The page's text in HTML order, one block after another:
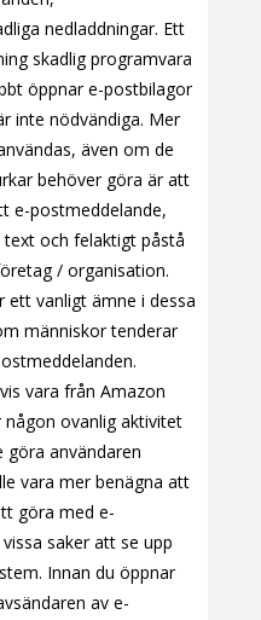
nedladdningar. Ett
skadlig programvara
öppnar e-postbilagor
inte nödvändiga. Mer
även om de
behöver göra är att
e-postmeddelande,
och felaktigt påstå
/ organisation.
ett vanligt ämne i dessa
människor tenderar
vara från Amazon
ovanlig aktivitet
användaren
vara mer benägna att
göra med e-
saker att se upp
Innan du öppnar
av e-